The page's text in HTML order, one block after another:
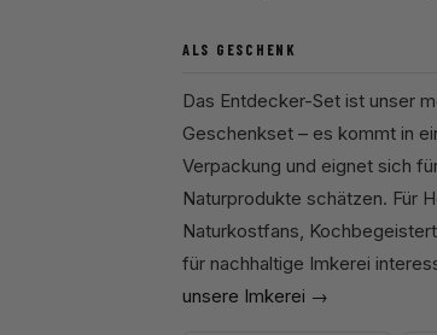
ALS GESCHENK
Das Entdecker-Set ist unser
Geschenkset – es kommt in
Verpackung und eignet sich
Naturprodukte schätzen. Für
Naturkostfans,
für nachhaltige Imkerei
unsere Imkerei →